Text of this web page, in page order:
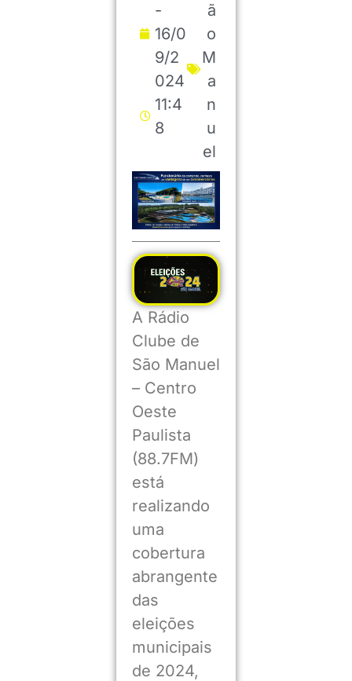
-
16/0
9/2
024
11:4
8
ã
o
M
a
n
u
el
A Rádio
Clube de
São Manuel
– Centro
Oeste
Paulista
(88.7FM)
está
realizando
uma
cobertura
abrangente
das
eleições
municipais
de 2024,